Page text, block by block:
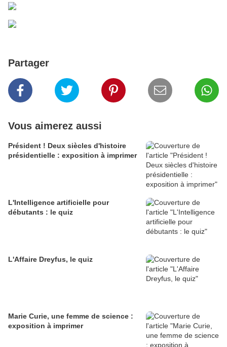
Partager
Vous aimerez aussi
Président ! Deux siècles d'histoire
présidentielle : exposition à imprimer
L'Intelligence artificielle pour
débutants : le quiz
L'Affaire Dreyfus, le quiz
Marie Curie, une femme de science :
exposition à imprimer